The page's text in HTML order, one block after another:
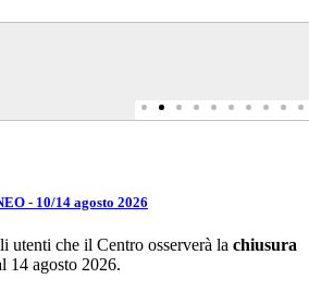
- 10/14 agosto 2026
utenti che il Centro osserverà la chiusura
14 agosto 2026.